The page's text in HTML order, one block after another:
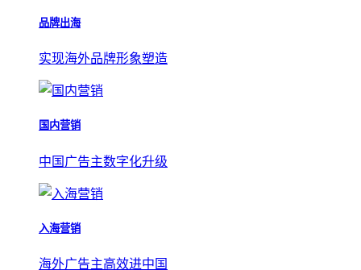
品牌出海
实现海外品牌形象塑造
国内营销
中国广告主数字化升级
入海营销
海外广告主高效进中国